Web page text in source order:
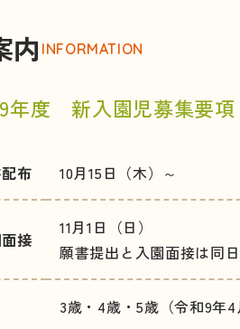
内 INFORMATION
年度 新入園児募集要項
布 10月15日（木）～
接
11月1日（日）
願書提出と入園面接は同
3歳・4歳・5歳（令和9年4